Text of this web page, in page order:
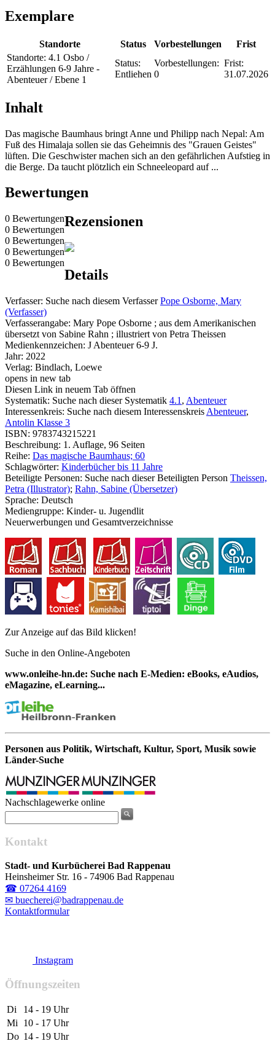
Exemplare
Standorte Status Vorbestellungen
Frist
Standorte: 4.1 Osbo /
Erzählungen 6-9 Jahre -
Abenteuer / Ebene 1
Status:
Entliehen
Vorbestellungen:
0
Frist:
31.07.2026
Inhalt
Das magische Baumhaus bringt Anne und Philipp nach Nepal: Am
Fuß des Himalaja sollen sie das Geheimnis des "Grauen Geistes"
lüften. Die Geschwister machen sich an den gefährlichen Aufstieg in
die Berge. Da taucht plötzlich ein Schneeleopard auf ...
Bewertungen
0 Bewertungen
0 Bewertungen
0 Bewertungen
0 Bewertungen
0 Bewertungen
Rezensionen
Details
Verfasser: Suche nach diesem Verfasser Pope Osborne, Mary
(Verfasser)
Verfasserangabe: Mary Pope Osborne ; aus dem Amerikanischen
übersetzt von Sabine Rahn ; illustriert von Petra Theissen
Medienkennzeichen: J Abenteuer 6-9 J.
Jahr: 2022
Verlag: Bindlach, Loewe
opens in new tab
Diesen Link in neuem Tab öffnen
Systematik: Suche nach dieser Systematik 4.1 , Abenteuer
Interessenkreis: Suche nach diesem Interessenskreis Abenteuer,
Antolin Klasse 3
ISBN: 9783743215221
Beschreibung: 1. Auflage, 96 Seiten
Reihe: Das magische Baumhaus; 60
Schlagwörter: Kinderbücher bis 11 Jahre
Beteiligte Personen: Suche nach dieser Beteiligten Person Theissen,
Petra (Illustrator); Rahn, Sabine (Übersetzer)
Sprache: Deutsch
Mediengruppe: Kinder- u. Jugendlit
Neuerwerbungen und Gesamtverzeichnisse
Zur Anzeige auf das Bild klicken!
Suche in den Online-Angeboten
www.onleihe-hn.de: Suche nach E-Medien: eBooks, eAudios,
eMagazine, eLearning...
Personen aus Politik, Wirtschaft, Kultur, Sport, Musik sowie
Länder-Suche
Nachschlagewerke online
Kontakt
Stadt- und Kurbücherei Bad Rappenau
Heinsheimer Str. 16 - 74906 Bad Rappenau
☎ 07264 4169
✉ buecherei@badrappenau.de
Kontaktformular
Instagram
Öffnungszeiten
Di
14 - 19 Uhr
Mi
10 - 17 Uhr
Do 14 - 19 Uhr